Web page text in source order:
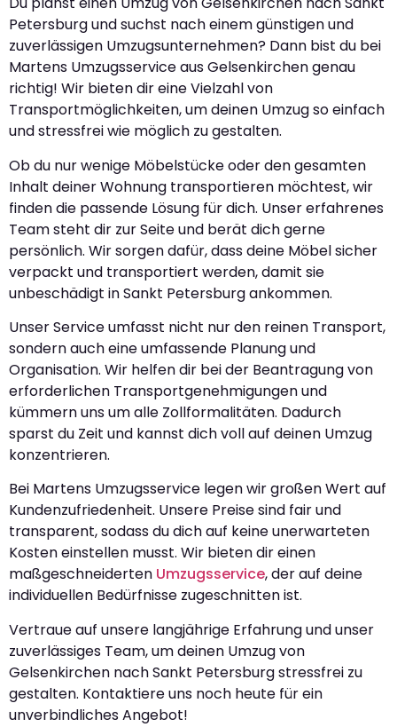
Petersburg und suchst nach einem günstigen und
zuverlässigen Umzugsunternehmen? Dann bist du bei
Martens Umzugsservice aus Gelsenkirchen genau
richtig! Wir bieten dir eine Vielzahl von
Transportmöglichkeiten, um deinen Umzug so einfach
und stressfrei wie möglich zu gestalten.
Ob du nur wenige Möbelstücke oder den gesamten
Inhalt deiner Wohnung transportieren möchtest, wir
finden die passende Lösung für dich. Unser erfahrenes
Team steht dir zur Seite und berät dich gerne
persönlich. Wir sorgen dafür, dass deine Möbel sicher
verpackt und transportiert werden, damit sie
unbeschädigt in Sankt Petersburg ankommen.
Unser Service umfasst nicht nur den reinen Transport,
sondern auch eine umfassende Planung und
Organisation. Wir helfen dir bei der Beantragung von
erforderlichen Transportgenehmigungen und
kümmern uns um alle Zollformalitäten. Dadurch
sparst du Zeit und kannst dich voll auf deinen Umzug
konzentrieren.
Bei Martens Umzugsservice legen wir großen Wert auf
Kundenzufriedenheit. Unsere Preise sind fair und
transparent, sodass du dich auf keine unerwarteten
Kosten einstellen musst. Wir bieten dir einen
maßgeschneiderten Umzugsservice, der auf deine
individuellen Bedürfnisse zugeschnitten ist.
Vertraue auf unsere langjährige Erfahrung und unser
zuverlässiges Team, um deinen Umzug von
Gelsenkirchen nach Sankt Petersburg stressfrei zu
gestalten. Kontaktiere uns noch heute für ein
unverbindliches Angebot!